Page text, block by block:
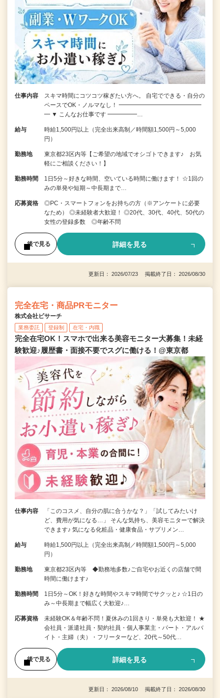
仕事内容
スキマ時間にコツコツ稼ぎたい方へ。 自宅でできる・自分の
ペースでOK・ノルマなし！ ━━━━━━━━━━━━━━
━ ▼ こんなお仕事です ━━━━━…
給与
時給1,500円以上（完全出来高制／時間額1,500円～5,000
円）
勤務地
東京都23区内等【ご希望の地域でオシゴトできます♪ お気
軽にご相談ください！】
勤務時間
1日5分～好きな時間、空いている時間に働けます！ ☆1回の
みの単発や短期～中長期まで…
応募資格
◎PC・スマートフォンをお持ちの方（※アンケートに必要
なため） ◎未経験者大歓迎！ ◎20代、30代、40代、50代の
女性の登録多数 ◎年齢不問
後で見る 詳細を見る
更新日： 2026/07/23 掲載終了日： 2026/08/30
完全在宅・商品PRモニター
株式会社ビサーチ
業務委託 登録制 在宅・内職
完全在宅OK！スマホで出来る美容モニター大募集！未経
験歓迎♪履歴書・面接不要でスグに働ける！@東京都
仕事内容
「このコスメ、自分の肌に合うかな？」「試してみたいけ
ど、費用が気になる…」 そんな気持ち、美容モニターで解決
できます♪ 気になる化粧品・健康食品・サプリメン…
給与
時給1,500円以上（完全出来高制／時間額1,500円～5,000
円）
勤務地
東京都23区内等 ◆勤務地多数♪ご自宅やお近くの店舗で間
時間に働けます♪
勤務時間
1日5分～OK！好きな時間やスキマ時間でサクッと♪ ☆1日の
み～中長期まで幅広く大歓迎♪…
応募資格
未経験OK＆年齢不問！夏休みの1回きり・単発も大歓迎！ ★
会社員・派遣社員・契約社員・個人事業主・パート・アルバ
イト・主婦（夫）・フリーターなど、20代～50代…
後で見る 詳細を見る
更新日： 2026/08/10 掲載終了日： 2026/08/30